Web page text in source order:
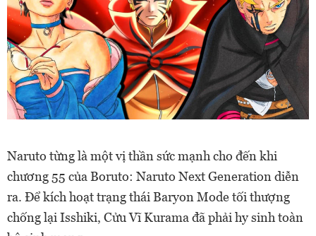
Naruto từng là một vị thần sức mạnh cho đến khi
chương 55 của Boruto: Naruto Next Generation diễn
ra. Để kích hoạt trạng thái Baryon Mode tối thượng
chống lại Isshiki, Cửu Vĩ Kurama đã phải hy sinh toàn